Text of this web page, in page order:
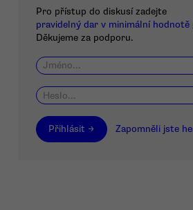
Pro přístup do diskusí zadejte
pravidelný dar v minimální hodnotě
Děkujeme za podporu.
Přihlásit → Zapomněli jste